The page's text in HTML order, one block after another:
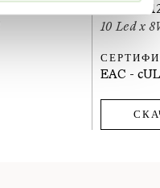
10 Led x
10 Led x
EAC -